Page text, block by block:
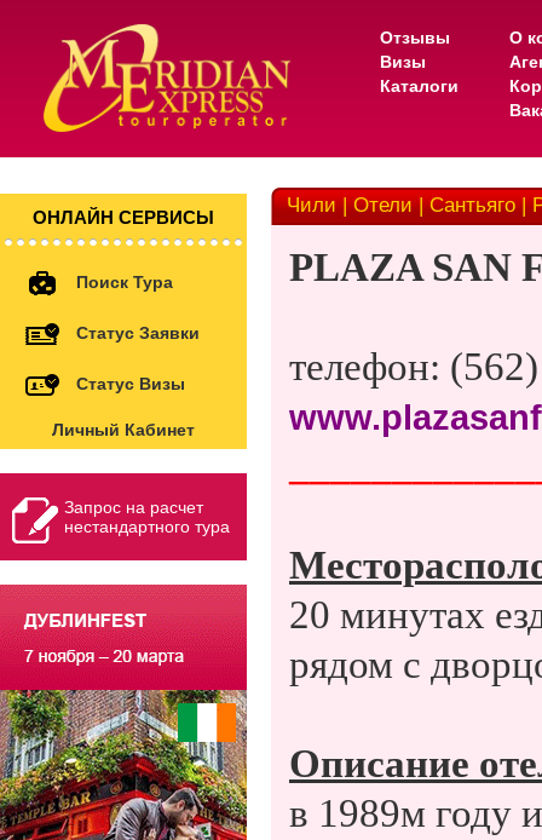
Отзывы
Визы
Каталоги
О
ОНЛАЙН СЕРВИСЫ
Поиск Тура
Статус Заявки
Статус Визы
Личный Кабинет
Запрос на расчет
нестандартного тура
Чили | Отели | Сантьяго |
PLAZA SAN
телефон:
20 минутах
рядом с
Описание
в 1989м году